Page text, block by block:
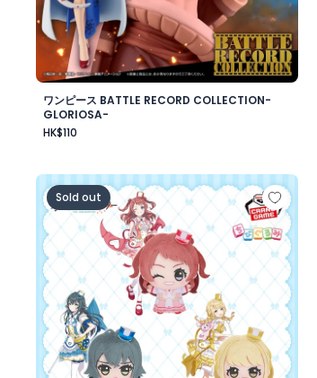
ワンピース BATTLE RECORD COLLECTION-
GLORIOSA-
HK$110
学園アイドルマスター ちびぐるみ～ジョ
Sold out